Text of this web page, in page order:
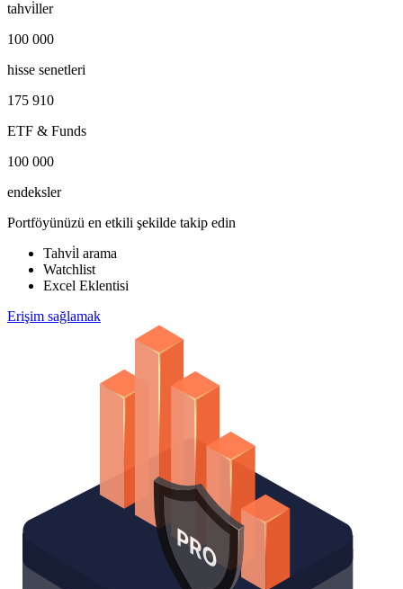
tahvi̇ller
100 000
hisse senetleri
175 910
ETF & Funds
100 000
endeksler
Portföyünüzü en etkili şekilde takip edin
Tahvi̇l arama
Watchlist
Excel Eklentisi
Erişim sağlamak